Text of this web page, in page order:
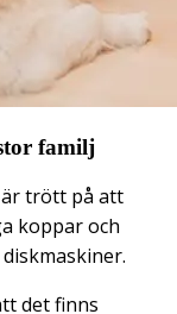
familj
är trött på att
koppar och
det finns